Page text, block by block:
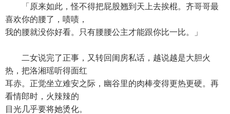
「原来如此，怪不得把屁股翘到天上去挨棍。齐哥哥最
喜欢你的腰了，啧啧，
我的腰就没你好看。只有腰腰公主才能跟你比一比。」
二女说完了正事，又转回闺房私话，越说越是大胆火
热，把洛湘瑶听得面红
耳赤。正觉坐立难安之际，幽谷里的肉棒变得更热更硬。再
看情郎时，火辣辣的
目光几乎要将她烫化。